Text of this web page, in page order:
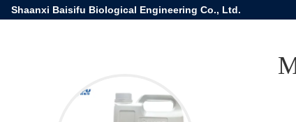
Shaanxi Baisifu Biological Engineering Co., Ltd.